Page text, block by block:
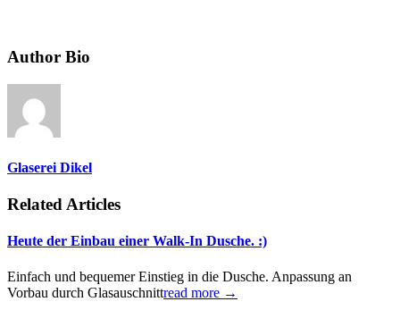
Author Bio
Glaserei Dikel
Related Articles
Heute der Einbau einer Walk-In Dusche. :)
Einfach und bequemer Einstieg in die Dusche. Anpassung an
Vorbau durch Glasauschnittread more →